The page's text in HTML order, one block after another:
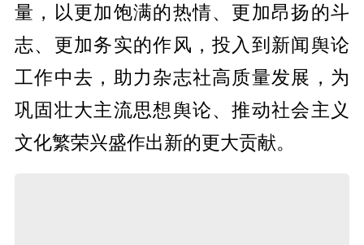
量，以更加饱满的热情、更加昂扬的斗
志、更加务实的作风，投入到新闻舆论
工作中去，助力杂志社高质量发展，为
巩固壮大主流思想舆论、推动社会主义
文化繁荣兴盛作出新的更大贡献。